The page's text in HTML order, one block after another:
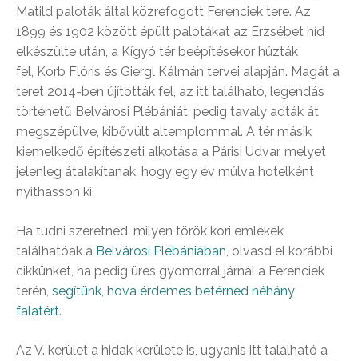
Matild paloták által közrefogott Ferenciek tere. Az
1899 és 1902 között épült palotákat az Erzsébet híd
elkészülte után, a Kígyó tér beépítésekor húzták
fel, Korb Flóris és Giergl Kálmán tervei alapján. Magát a
teret 2014-ben újították fel, az itt található, legendás
történetű Belvárosi Plébániát, pedig tavaly adták át
megszépülve, kibővült altemplommal. A tér másik
kiemelkedő építészeti alkotása a Párisi Udvar, melyet
jelenleg átalakítanak, hogy egy év múlva hotelként
nyithasson ki.
Ha tudni szeretnéd, milyen török kori emlékek
találhatóak a Belvárosi Plébániában, olvasd el korábbi
cikkünket, ha pedig üres gyomorral járnál a Ferenciek
terén, segítünk, hova érdemes betérned néhány
falatért.
Az V. kerület a hidak kerülete is, ugyanis itt található a